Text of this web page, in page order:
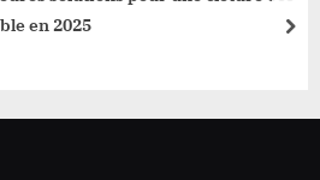
en 2025